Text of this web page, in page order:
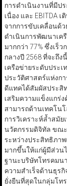
การดำเนินงานที่มีป
เนื่อง และ EBITDA
จากการขับเคลื่อนด้ว
ดำเนินการพัฒนาเค
มากกว่า 77% ซึ่งเร็
กลางปี 2568 ที่จะถึ
เครือข่ายระดับประเ
ประวัติศาสตร์แห่งก
ดีแทคได้สัมผัสประสิ
เสริมความแข็งแกร่
สามารถด้านเทคโน
การวิเคราะห์ล้ำสมั
นวัตกรรมดิจิทัล ขณะ
ระหว่างประสิทธิภา
มากขึ้นให้แก่ผู้มีส่วน
ฐานะบริษัทโทรคมน
ความสำเร็จด้านธุรกิ
ยั่งยืนที่สุดในกลุ่มโท